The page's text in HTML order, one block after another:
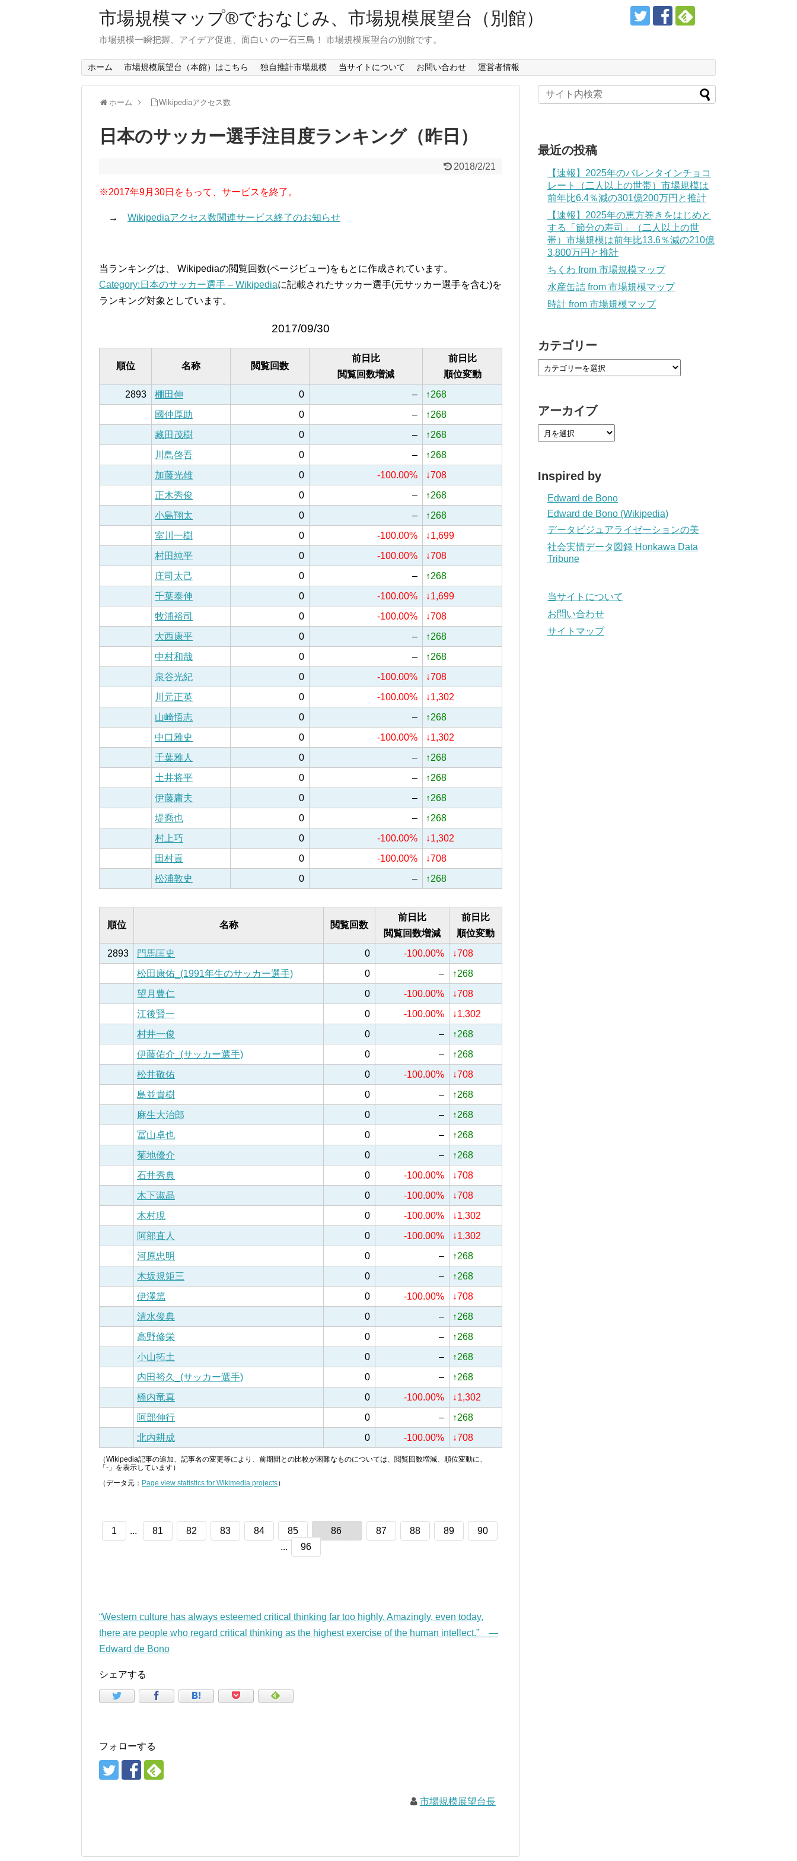
市場規模マップ®でおなじみ、市場規模展望台（別館）
市場規模一瞬把握、アイデア促進、面白い の一石三鳥！ 市場規模展望台の別館です。
ホーム 市場規模展望台（本館）はこちら 独自推計市場規模 当サイトについて お問い合わせ 運営者情報
ホーム Wikipediaアクセス数
日本のサッカー選手注目度ランキング（昨日）
2018/2/21
※2017年9月30日をもって、サービスを終了。
→ Wikipediaアクセス数関連サービス終了のお知らせ
当ランキングは、 Wikipediaの閲覧回数(ページビュー)をもとに作成されています。
Category:日本のサッカー選手 – Wikipediaに記載されたサッカー選手(元サッカー選手を含む)を
ランキング対象としています。
2017/09/30
順位 名称 閲覧回数
前日比
閲覧回数増減
前日比
順位変動
2893
棚田伸 0 –
↑268
國仲厚助
0 –
↑268
藏田茂樹
0 –
↑268
川島啓吾
0 –
↑268
加藤光雄
0 -100.00%
↓708
正木秀俊
0 –
↑268
小島翔太
0 –
↑268
室川一樹
0 -100.00%
↓1,699
村田純平
0 -100.00%
↓708
庄司太己
0 –
↑268
千葉泰伸
0 -100.00%
↓1,699
牧浦裕司
0 -100.00%
↓708
大西康平
0 –
↑268
中村和哉
0 –
↑268
泉谷光紀
0 -100.00%
↓708
川元正英
0 -100.00%
↓1,302
山崎悟志
0 –
↑268
中口雅史
0 -100.00%
↓1,302
千葉雅人
0 –
↑268
土井将平
0 –
↑268
伊藤庸夫
0 –
↑268
堤喬也
0 –
↑268
村上巧
0 -100.00%
↓1,302
田村貢
0 -100.00%
↓708
松浦敦史
0 – ↑268
順位 名称 閲覧回数
前日比
閲覧回数増減
前日比
順位変動
2893
門馬匡史 0 -100.00%
↓708
松田康佑_(1991年生のサッカー選手)
0 –
↑268
望月豊仁
0 -100.00%
↓708
江後賢一
0 -100.00%
↓1,302
村井一俊
0 –
↑268
伊藤佑介_(サッカー選手)
0 –
↑268
松井敬佑
0 -100.00%
↓708
島並貴樹
0 –
↑268
麻生大治郎
0 –
↑268
冨山卓也
0 –
↑268
菊地優介
0 –
↑268
石井秀典
0 -100.00%
↓708
木下淑晶
0 -100.00%
↓708
木村現
0 -100.00%
↓1,302
阿部直人
0 -100.00%
↓1,302
河原忠明
0 –
↑268
木坂規矩三
0 –
↑268
伊澤篤
0 -100.00%
↓708
清水俊典
0 –
↑268
高野修栄
0 –
↑268
小山拓土
0 –
↑268
内田裕久_(サッカー選手)
0 –
↑268
橋内竜真
0 -100.00%
↓1,302
阿部伸行
0 –
↑268
北内耕成
0 -100.00% ↓708
（Wikipedia記事の追加、記事名の変更等により、前期間との比較が困難なものについては、閲覧回数増減、順位変動に、
「-」を表示しています）
（データ元： Page view statistics for Wikimedia projects）
1 ... 81 82 83 84 85 86 87 88 89
90
...
96
“Western culture has always esteemed critical thinking far too highly. Amazingly, even today,
there are people who regard critical thinking as the highest exercise of the human intellect.” —
Edward de Bono
シェアする
フォローする
市場規模展望台長
最近の投稿
【速報】2025年のバレンタインチョコ
レート（二人以上の世帯）市場規模は
前年比6.4％減の301億200万円と推計
【速報】2025年の恵方巻きをはじめと
する「節分の寿司」（二人以上の世
帯）市場規模は前年比13.6％減の210億
3,800万円と推計
ちくわ from 市場規模マップ
水産缶詰 from 市場規模マップ
時計 from 市場規模マップ
カテゴリー
アーカイブ
Inspired by
Edward de Bono
Edward de Bono (Wikipedia)
データビジュアライゼーションの美
社会実情データ図録 Honkawa Data
Tribune
当サイトについて
お問い合わせ
サイトマップ